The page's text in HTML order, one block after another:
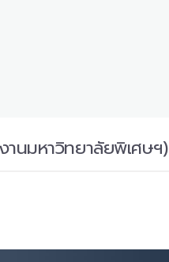
นมหาวิทยาลัยพิเศษฯ)